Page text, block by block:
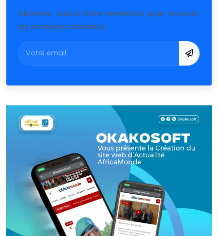
Abonnez-vous à notre newsletter pour recevoir
les dernières actualités.